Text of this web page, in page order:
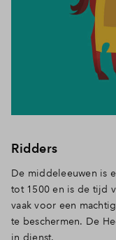
Ridders
De middeleeuwen is
tot 1500 en is de tijd
vaak voor een
te beschermen. De
in dienst.